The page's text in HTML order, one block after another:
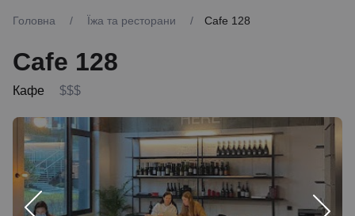
Головна / Їжа та ресторани / Сafe 128
Сafe 128
Кафе $$$